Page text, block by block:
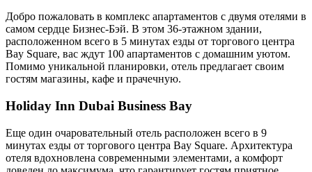
Добро пожаловать в комплекс апартаментов с двумя отелями в
самом сердце Бизнес-Бэй. В этом 36-этажном здании,
расположенном всего в 5 минутах езды от торгового центра
Bay Square, вас ждут 100 апартаментов с домашним уютом.
Помимо уникальной планировки, отель предлагает своим
гостям магазины, кафе и прачечную.
Holiday Inn Dubai Business Bay
Еще один очаровательный отель расположен всего в 9
минутах езды от торгового центра Bay Square. Архитектура
отеля вдохновлена современными элементами, а комфорт